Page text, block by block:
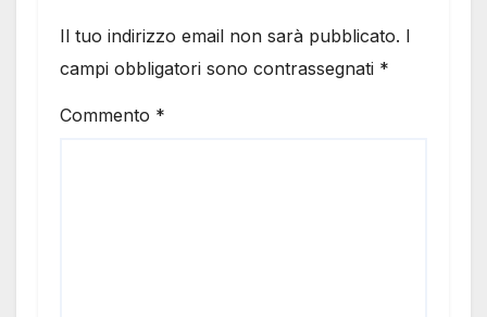
Il tuo indirizzo email non sarà pubblicato. I
campi obbligatori sono contrassegnati *
Commento *